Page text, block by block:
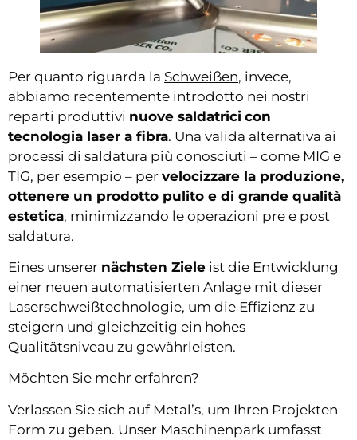
Per quanto riguarda la Schweißen, invece,
abbiamo recentemente introdotto nei nostri
reparti produttivi nuove saldatrici con
tecnologia laser a fibra. Una valida alternativa ai
processi di saldatura più conosciuti – come MIG e
TIG, per esempio – per velocizzare la produzione,
ottenere un prodotto pulito e di grande qualità
estetica, minimizzando le operazioni pre e post
saldatura.
Eines unserer nächsten Ziele ist die Entwicklung
einer neuen automatisierten Anlage mit dieser
Laserschweißtechnologie, um die Effizienz zu
steigern und gleichzeitig ein hohes
Qualitätsniveau zu gewährleisten.
Möchten Sie mehr erfahren?
Verlassen Sie sich auf Metal’s, um Ihren Projekten
Form zu geben. Unser Maschinenpark umfasst